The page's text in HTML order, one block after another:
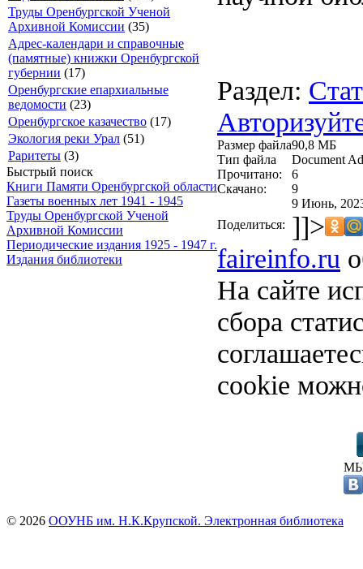
Труды Оренбургской Ученой
Архивной Комиссии (35)
Адрес-календари и справочные
(памятные) книжки Оренбургской
губернии (17)
Оренбургские епархиальные
ведомости (23)
Оренбургское казачество (17)
Экология реки Урал (51)
Раритеты (3)
Быстрый поиск
Книги Памяти Оренбургской области
Газеты военных лет 1941 - 1945
Труды Оренбургской Ученой
Архивной Комиссии
Периодические издания 1925 - 1947 г.
Издания библиотеки
Раздел:
Размер файла90,8 МБ
Тип файла
Document
Прочитано:
6
Скачано:
9
9 Июнь,
Поделиться: ]]>
faireinfo.ru
На сайте
сбора
cookie
© 2026 ООУНБ им. Н.К.Крупской. Электронная библиотека